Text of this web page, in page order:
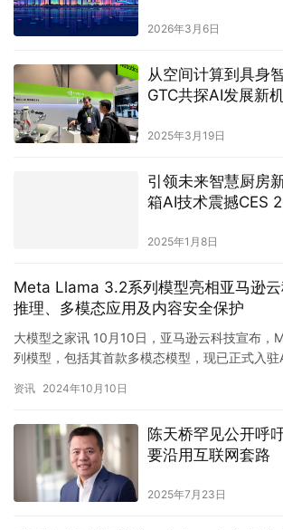
2026年3月6日
从空间计算到具身
GTC共探AI发展新
2025年3月19日
引领未来智慧厨房
箱AI技术震撼CES
2025年1月8日
Meta Llama 3.2系列模型亮相亚马逊
推理、多模态应用及内容安全保护
大模型之家讯 10月10日，亚马逊云科技宣布，
列模型，包括其首款多模态模型，现已正式入
资讯 2024年10月10日
陈天桥罕见公开呼
要沿用互联网套路
2025年7月23日